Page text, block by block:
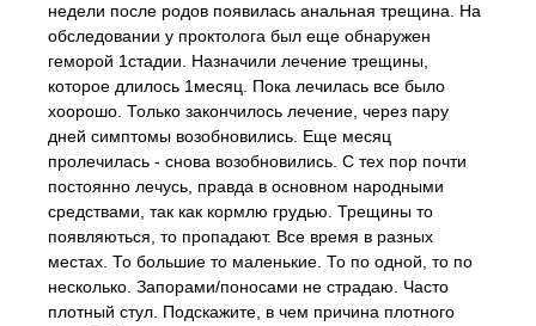
недели после родов появилась анальная трещина. На
обследовании у проктолога был еще обнаружен
геморой 1стадии. Назначили лечение трещины,
которое длилось 1месяц. Пока лечилась все было
хоорошо. Только закончилось лечение, через пару
дней симптомы возобновились. Еще месяц
пролечилась - снова возобновились. С тех пор почти
постоянно лечусь, правда в основном народными
средствами, так как кормлю грудью. Трещины то
появляються, то пропадают. Все время в разных
местах. То большие то маленькие. То по одной, то по
несколько. Запорами/поносами не страдаю. Часто
плотный стул. Подскажите, в чем причина плотного